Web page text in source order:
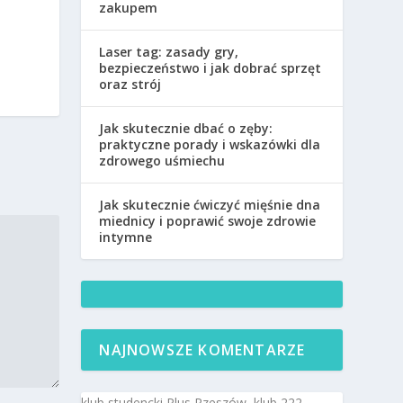
zakupem
Laser tag: zasady gry,
bezpieczeństwo i jak dobrać sprzęt
oraz strój
Jak skutecznie dbać o zęby:
praktyczne porady i wskazówki dla
zdrowego uśmiechu
Jak skutecznie ćwiczyć mięśnie dna
miednicy i poprawić swoje zdrowie
intymne
NAJNOWSZE KOMENTARZE